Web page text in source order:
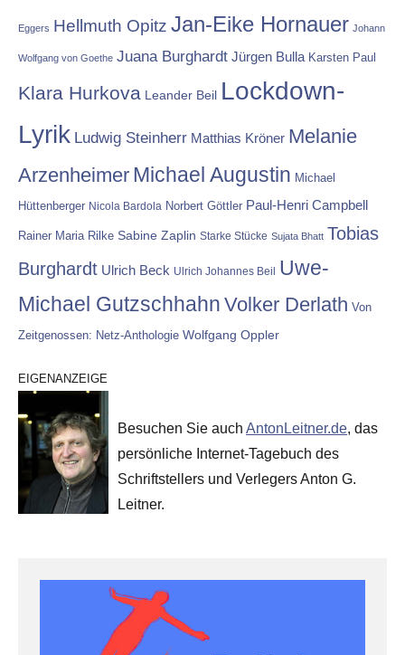
Eggers Hellmuth Opitz Jan-Eike Hornauer Johann
Wolfgang von Goethe Juana Burghardt Jürgen Bulla Karsten Paul
Klara Hurkova Leander Beil Lockdown-
Lyrik Ludwig Steinherr Matthias Kröner Melanie
Arzenheimer Michael Augustin Michael
Hüttenberger Nicola Bardola Norbert Göttler Paul-Henri Campbell
Rainer Maria Rilke Sabine Zaplin Starke Stücke Sujata Bhatt Tobias
Burghardt Ulrich Beck Ulrich Johannes Beil Uwe-
Michael Gutzschhahn Volker Derlath Von
Zeitgenossen: Netz-Anthologie Wolfgang Oppler
EIGENANZEIGE
Besuchen Sie auch AntonLeitner.de, das
persönliche Internet-Tagebuch des
Schriftstellers und Verlegers Anton G.
Leitner.